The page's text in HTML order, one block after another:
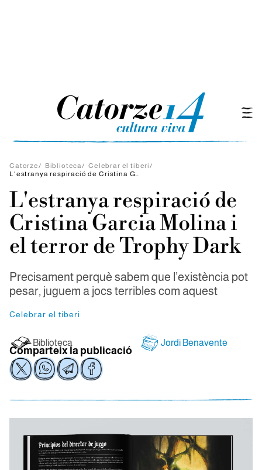
Catorze/ Biblioteca/ Celebrar el tiberi/
L'estranya respiració de Cristina Garcia Molina i el terror de Trophy Dark
L'estranya respiració de
Cristina Garcia Molina i
el terror de Trophy Dark
Precisament perquè sabem que l’existència pot
pesar, juguem a jocs terribles com aquest
Celebrar el tiberi
Biblioteca Jordi Benavente
Comparteix la publicació